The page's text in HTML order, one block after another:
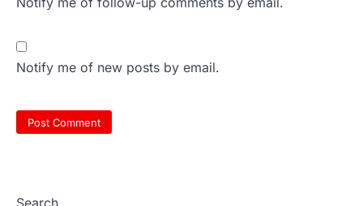
Notify me of new posts by email.